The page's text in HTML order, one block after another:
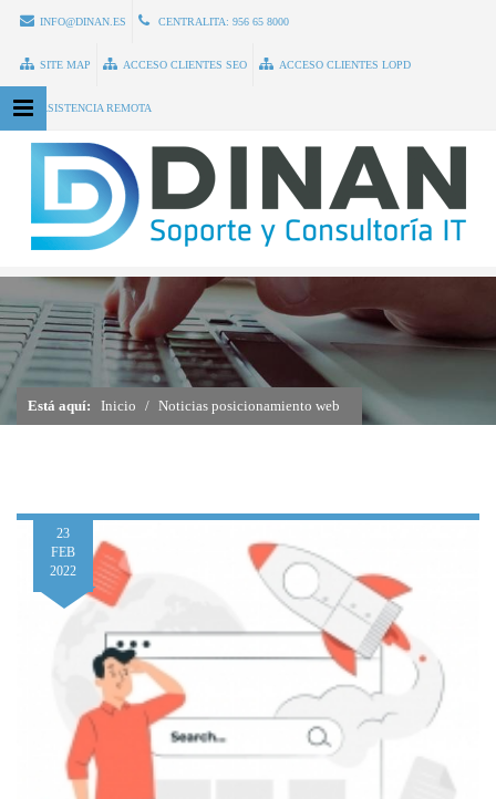
INFO@DINAN.ES CENTRALITA: 956 65 8000
SITE MAP ACCESO CLIENTES SEO ACCESO CLIENTES LOPD
ASISTENCIA REMOTA
Está aquí: Inicio Noticias posicionamiento web
23
FEB
2022